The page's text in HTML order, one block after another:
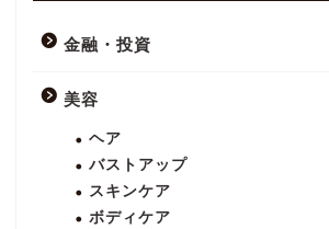
金融・投資
美容
ヘア
バストアップ
スキンケア
ボディケア